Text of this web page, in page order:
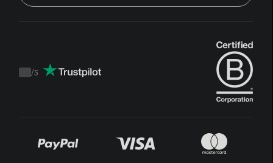
Trustpilot
/5